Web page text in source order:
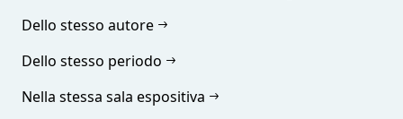
Dello stesso autore
Dello stesso periodo
Nella stessa sala espositiva